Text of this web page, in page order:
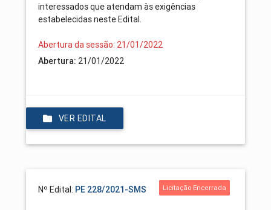
interessados que atendam às exigências
estabelecidas neste Edital.
Abertura da sessão: 21/01/2022
Abertura: 21/01/2022
VER EDITAL
Nº Edital: PE 228/2021-SMS Licitação Encerrada